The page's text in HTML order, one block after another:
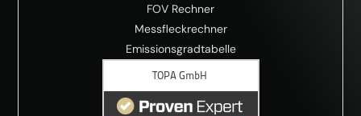
FOV Rechner
Messfleckrechner
Emissionsgradtabelle